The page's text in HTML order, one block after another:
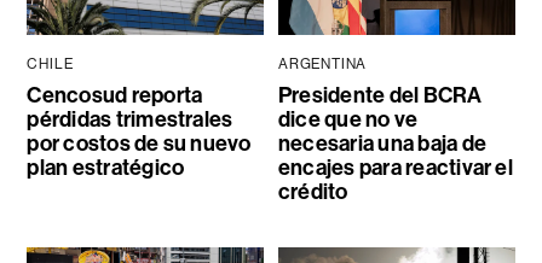
CHILE
Cencosud reporta
pérdidas trimestrales
por costos de su nuevo
plan estratégico
ARGENTINA
Presidente del BCRA
dice que no ve
necesaria una baja de
encajes para reactivar el
crédito